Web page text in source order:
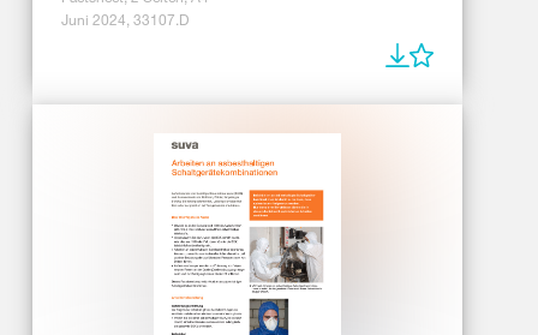
Juni 2024, 33107.D